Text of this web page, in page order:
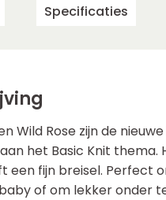
Specificaties
Wild Rose zijn de
het Basic Knit thema.
een fijn breisel. Perfect
of om lekker onder